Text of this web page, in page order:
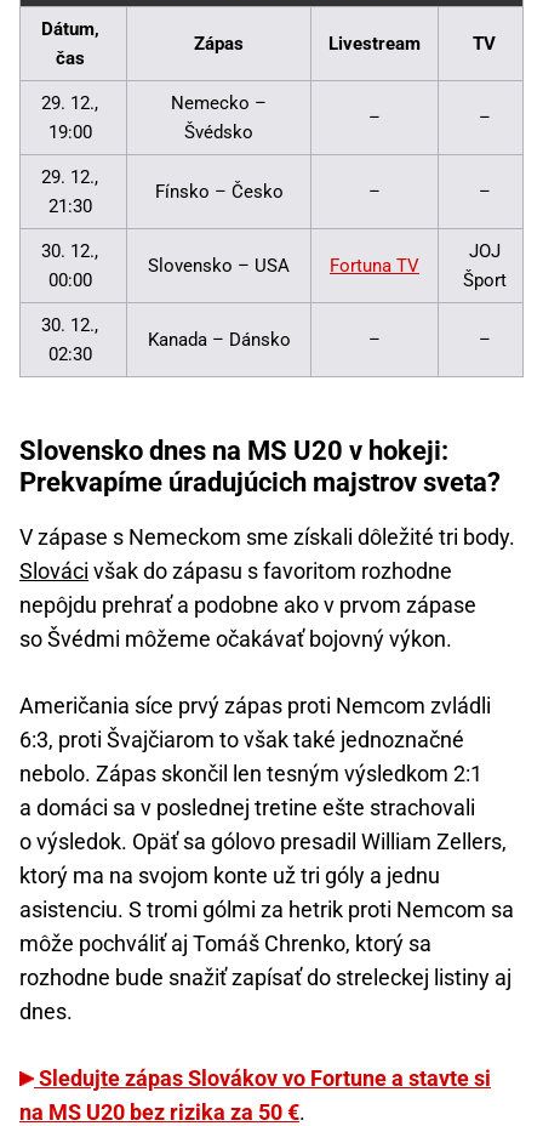
Dátum,
čas
Zápas Livestream TV
29. 12.,
19:00
Nemecko –
Švédsko
– –
29. 12.,
21:30
Fínsko – Česko – –
30. 12.,
00:00
Slovensko – USA Fortuna TV
JOJ
Šport
30. 12.,
02:30
Kanada – Dánsko – –
Slovensko dnes na MS U20 v hokeji:
Prekvapíme úradujúcich majstrov sveta?
V zápase s Nemeckom sme získali dôležité tri body.
Slováci však do zápasu s favoritom rozhodne
nepôjdu prehrať a podobne ako v prvom zápase
so Švédmi môžeme očakávať bojovný výkon.
Američania síce prvý zápas proti Nemcom zvládli
6:3, proti Švajčiarom to však také jednoznačné
nebolo. Zápas skončil len tesným výsledkom 2:1
a domáci sa v poslednej tretine ešte strachovali
o výsledok. Opäť sa gólovo presadil William Zellers,
ktorý ma na svojom konte už tri góly a jednu
asistenciu. S tromi gólmi za hetrik proti Nemcom sa
môže pochváliť aj Tomáš Chrenko, ktorý sa
rozhodne bude snažiť zapísať do streleckej listiny aj
dnes.
Sledujte zápas Slovákov vo Fortune a stavte si
na MS U20 bez rizika za 50 €.